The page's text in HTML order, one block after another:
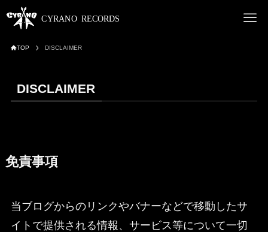
TOP DISCLAIMER
DISCLAIMER
免責事項
当ブログからのリンクやバナーなどで移動したサ
イトで提供される情報、サービス等について一切